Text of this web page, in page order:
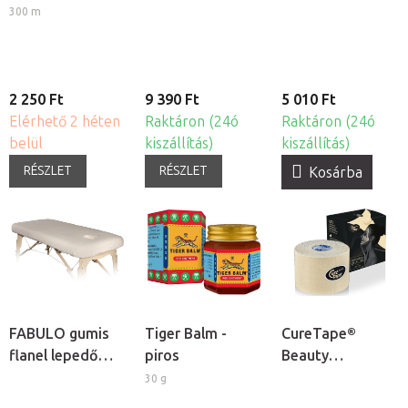
nemszőtt
300 m
2 250 Ft
Elérhető 2 héten
belül
RÉSZLET
9 390 Ft
Raktáron (24ó
kiszállítás)
RÉSZLET
5 010 Ft
Raktáron (24ó
kiszállítás)
Kosárba
FABULO gumis
flanel lepedő
Tiger Balm -
piros
30 g
CureTape®
Beauty